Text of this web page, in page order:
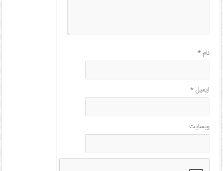
نام*
ایمیل*
وبسایت